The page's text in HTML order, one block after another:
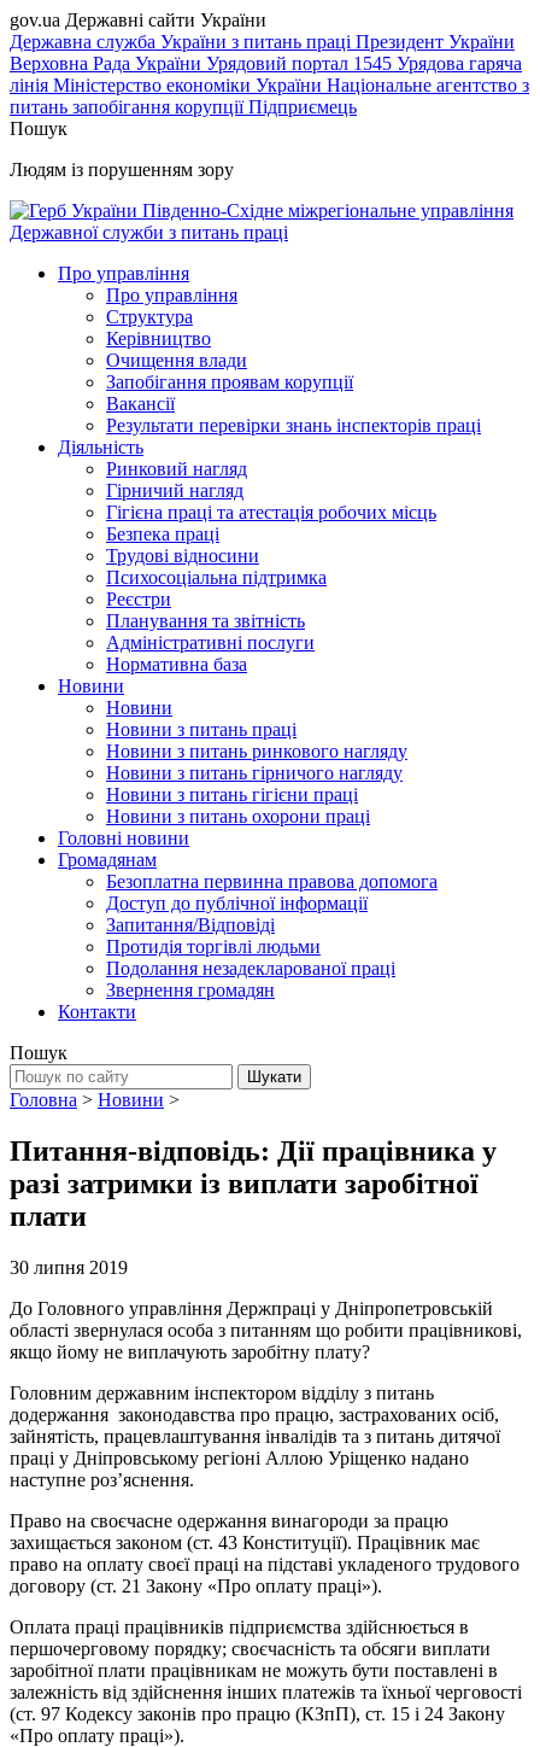
gov.ua Державні сайти України
Державна служба України з питань праці Президент України
Верховна Рада України Урядовий портал 1545 Урядова гаряча
лінія Міністерство економіки України Національне агентство з
питань запобігання корупціїПідприємець
Пошук
Людям із порушенням зору
Південно-Східне міжрегіональне управління
Державної служби з питань праці
Про управління
Про управління
Структура
Керівництво
Очищення влади
Запобігання проявам корупції
Вакансії
Результати перевірки знань інспекторів праці
Діяльність
Ринковий нагляд
Гірничий нагляд
Гігієна праці та атестація робочих місць
Безпека праці
Трудові відносини
Психосоціальна підтримка
Реєстри
Планування та звітність
Адміністративні послуги
Нормативна база
Новини
Новини
Новини з питань праці
Новини з питань ринкового нагляду
Новини з питань гірничого нагляду
Новини з питань гігієни праці
Новини з питань охорони праці
Головні новини
Громадянам
Безоплатна первинна правова допомога
Доступ до публічної інформації
Запитання/Відповіді
Протидія торгівлі людьми
Подолання незадекларованої праці
Звернення громадян
Контакти
Пошук
Головна > Новини >
Питання-відповідь: Дії працівника у
разі затримки із виплати заробітної
плати
30 липня 2019
До Головного управління Держпраці у Дніпропетровській
області звернулася особа з питанням що робити працівникові,
якщо йому не виплачують заробітну плату?
Головним державним інспектором відділу з питань
додержання законодавства про працю, застрахованих осіб,
зайнятість, працевлаштування інвалідів та з питань дитячої
праці у Дніпровському регіоні Аллою Уріщенко надано
наступне роз’яснення.
Право на своєчасне одержання винагороди за працю
захищається законом (ст. 43 Конституції). Працівник має
право на оплату своєї праці на підставі укладеного трудового
договору (ст. 21 Закону «Про оплату праці»).
Оплата праці працівників підприємства здійснюється в
першочерговому порядку; своєчасність та обсяги виплати
заробітної плати працівникам не можуть бути поставлені в
залежність від здійснення інших платежів та їхньої черговості
(ст. 97 Кодексу законів про працю (КЗпП), ст. 15 і 24 Закону
«Про оплату праці»).